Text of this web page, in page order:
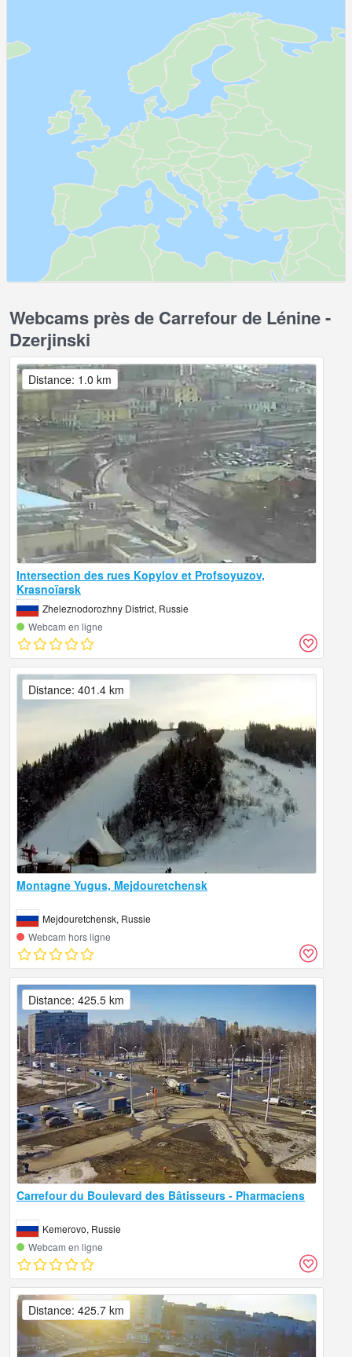
Webcams près de Carrefour de Lénine -
Dzerjinski
Intersection des rues Kopylov et Profsoyuzov,
Krasnoïarsk
Zheleznodorozhny District, Russie
Webcam en ligne
Distance: 1.0 km
Montagne Yugus, Mejdouretchensk
Mejdouretchensk, Russie
Webcam hors ligne
Distance: 401.4 km
Carrefour du Boulevard des Bâtisseurs - Pharmaciens
Kemerovo, Russie
Webcam en ligne
Distance: 425.5 km
Distance: 425.7 km